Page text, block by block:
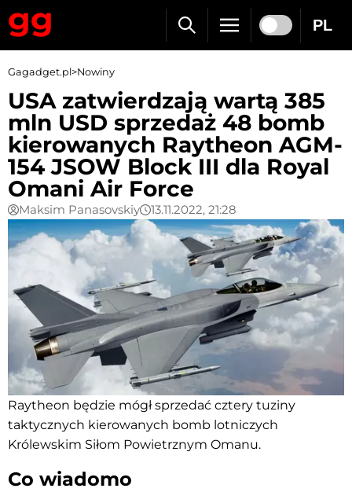
PL
Gagadget.pl>Nowiny
USA zatwierdzają wartą 385
mln USD sprzedaż 48 bomb
kierowanych Raytheon AGM-
154 JSOW Block III dla Royal
Omani Air Force
Maksim Panasovskiy 13.11.2022, 21:28
Raytheon będzie mógł sprzedać cztery tuziny
taktycznych kierowanych bomb lotniczych
Królewskim Siłom Powietrznym Omanu.
Co wiadomo